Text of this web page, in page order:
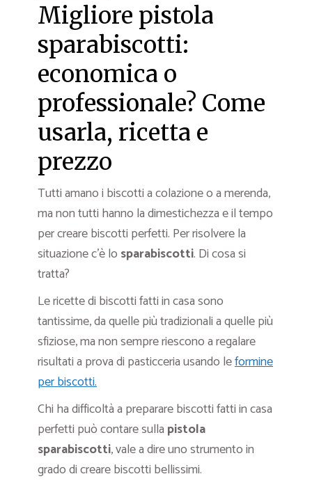
Migliore pistola
sparabiscotti:
economica o
professionale? Come
usarla, ricetta e
prezzo
Tutti amano i biscotti a colazione o a merenda,
ma non tutti hanno la dimestichezza e il tempo
per creare biscotti perfetti. Per risolvere la
situazione c’è lo sparabiscotti. Di cosa si
tratta?
Le ricette di biscotti fatti in casa sono
tantissime, da quelle più tradizionali a quelle più
sfiziose, ma non sempre riescono a regalare
risultati a prova di pasticceria usando leformine
per biscotti.
Chi ha difficoltà a preparare biscotti fatti in casa
perfetti può contare sulla pistola
sparabiscotti, vale a dire uno strumento in
grado di creare biscotti bellissimi.